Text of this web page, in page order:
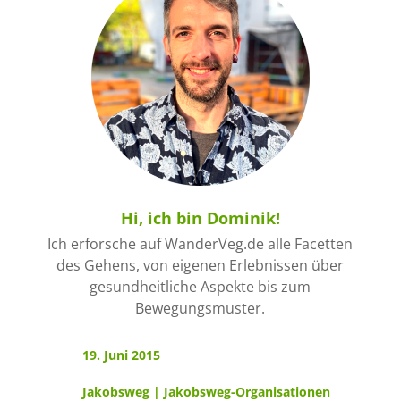
Hi, ich bin Dominik!
Ich erforsche auf WanderVeg.de alle Facetten
des Gehens, von eigenen Erlebnissen über
gesundheitliche Aspekte bis zum
Bewegungsmuster.
19. Juni 2015
Jakobsweg| Jakobsweg-Organisationen